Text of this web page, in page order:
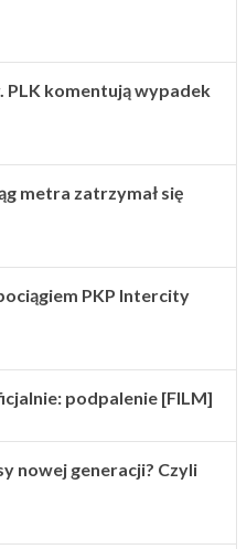
komentują wypadek
metra zatrzymał się
PKP Intercity
podpalenie [FILM]
nowej generacji? Czyli